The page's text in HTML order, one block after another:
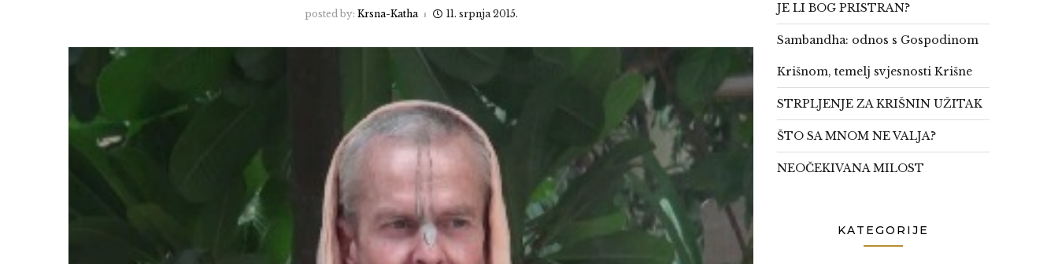
posted by: Krsna-Katha 11. srpnja 2015. JE LI BOG PRISTRAN?
Sambandha: odnos s Gospodinom
Krišnom, temelj svjesnosti Krišne
STRPLJENJE ZA KRIŠNIN UŽITAK
ŠTO SA MNOM NE VALJA?
NEOČEKIVANA MILOST
KATEGORIJE